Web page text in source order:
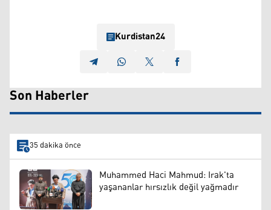
Kurdistan24
Son Haberler
35 dakika önce
Muhammed Haci Mahmud: Irak'ta
yaşananlar hırsızlık değil yağmadır